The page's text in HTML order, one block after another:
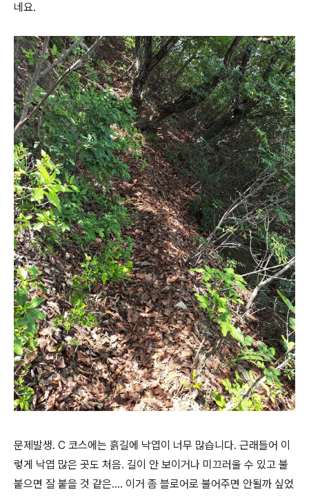
네요.
문제발생. C 코스에는 흙길에 낙엽이 너무 많습니다. 근래들어 이
렇게 낙엽 많은 곳도 처음. 길이 안 보이거나 미끄러울 수 있고 불
붙으면 잘 붙을 것 같은.... 이거 좀 블로어로 불어주면 안될까 싶었